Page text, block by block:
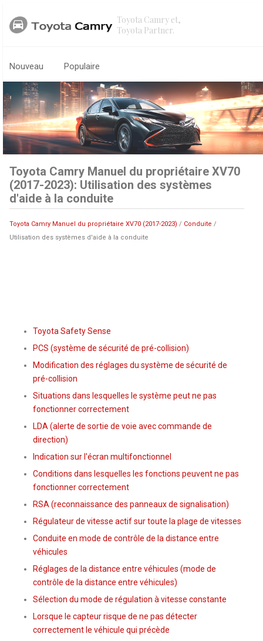
Toyota Camry et,
Toyota Partner.
Nouveau Populaire
Toyota Camry Manuel du propriétaire XV70
(2017-2023): Utilisation des systèmes
d'aide à la conduite
Toyota Camry Manuel du propriétaire XV70 (2017-2023) / Conduite /
Utilisation des systèmes d'aide à la conduite
Toyota Safety Sense
PCS (système de sécurité de pré-collision)
Modification des réglages du système de sécurité de
pré-collision
Situations dans lesquelles le système peut ne pas
fonctionner correctement
LDA (alerte de sortie de voie avec commande de
direction)
Indication sur l'écran multifonctionnel
Conditions dans lesquelles les fonctions peuvent ne pas
fonctionner correctement
RSA (reconnaissance des panneaux de signalisation)
Régulateur de vitesse actif sur toute la plage de vitesses
Conduite en mode de contrôle de la distance entre
véhicules
Réglages de la distance entre véhicules (mode de
contrôle de la distance entre véhicules)
Sélection du mode de régulation à vitesse constante
Lorsque le capteur risque de ne pas détecter
correctement le véhicule qui précède